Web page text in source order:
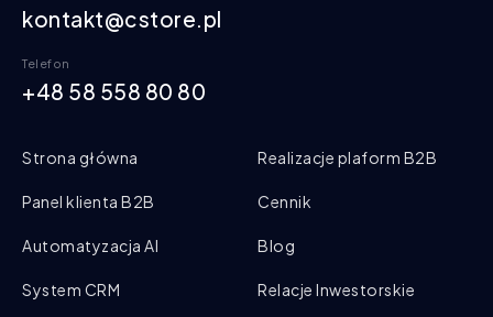
kontakt@cstore.pl
Telefon
+48 58 558 80 80
Strona główna
Panel klienta B2B
Automatyzacja AI
System CRM
Realizacje plaform B2B
Cennik
Blog
Relacje Inwestorskie